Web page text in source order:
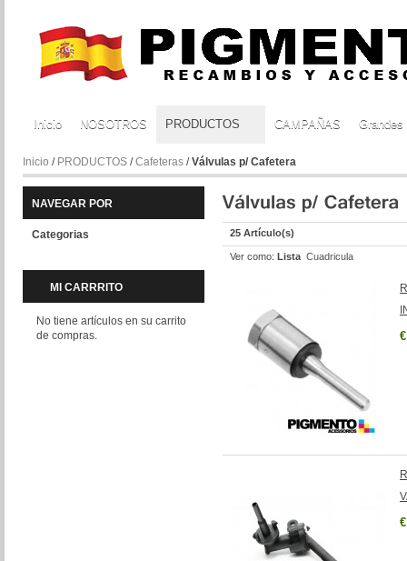
Inicio NOSOTROS PRODUCTOS CAMPAÑAS
Inicio / PRODUCTOS /Cafeteras /Válvulas p/ Cafetera
NAVEGAR POR
Categorias
MI CARRRITO
No tiene artículos en su carrito
de compras.
25 Artículo(s)
Ver como: Lista Cuadricula